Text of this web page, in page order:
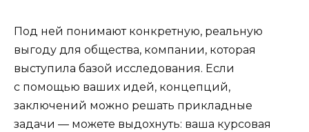
Под ней понимают конкретную, реальную
выгоду для общества, компании, которая
выступила базой исследования. Если
с помощью ваших идей, концепций,
заключений можно решать прикладные
задачи — можете выдохнуть: ваша курсовая